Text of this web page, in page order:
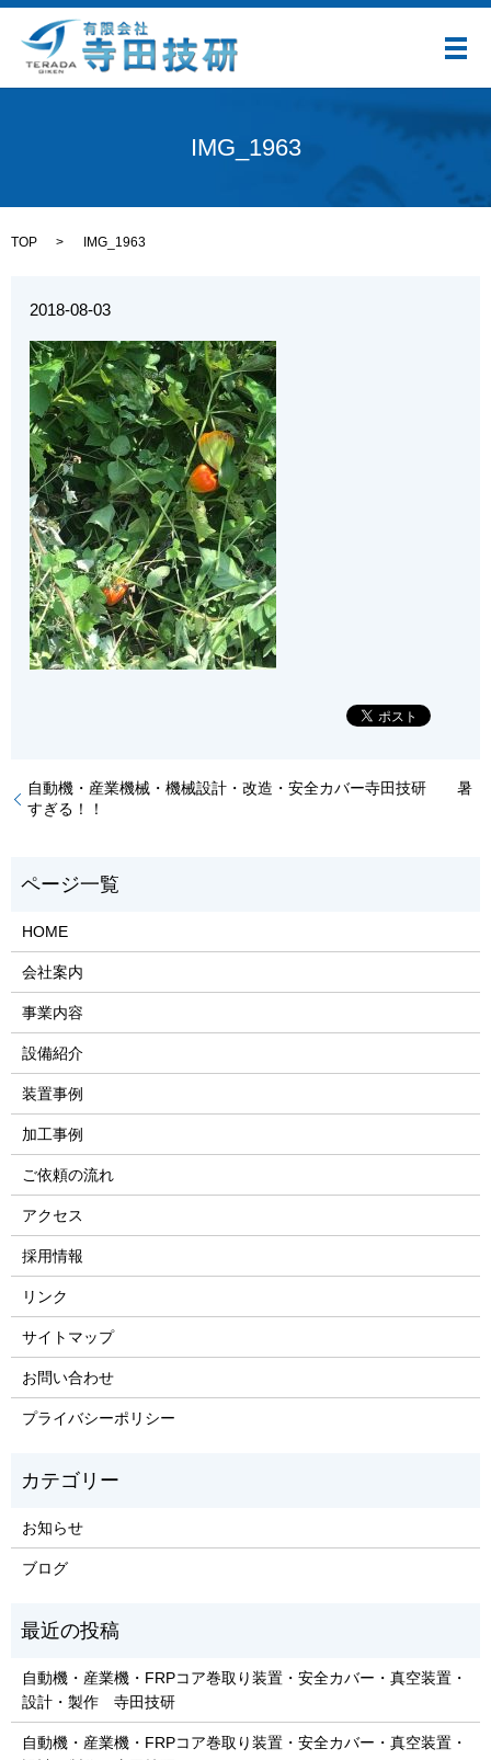
メ
IMG_1963
TOP IMG_1963
2018-08-03
自動機・産業機械・機械設計・改造・安全カバー寺田技研 暑
すぎる！！
HOME
会社案内
事業内容
設備紹介
装置事例
加工事例
ご依頼の流れ
アクセス
採用情報
リンク
サイトマップ
お問い合わせ
プライバシーポリシー
お知らせ
ブログ
自動機・産業機・FRPコア巻取り装置・安全カバー・真空装置・
設計・製作 寺田技研
自動機・産業機・FRPコア巻取り装置・安全カバー・真空装置・